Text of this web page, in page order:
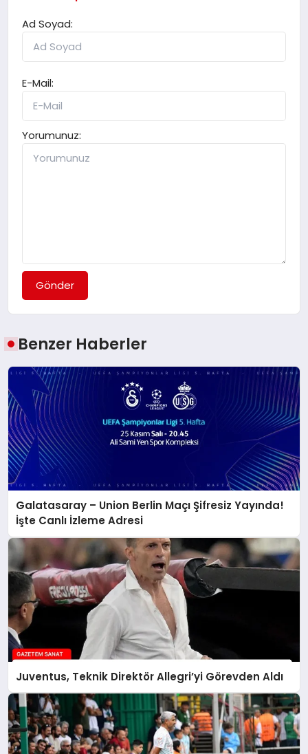
Ad Soyad:
E-Mail:
Yorumunuz:
Gönder
Benzer Haberler
Galatasaray – Union Berlin Maçı Şifresiz Yayında!
İşte Canlı İzleme Adresi
Juventus, Teknik Direktör Allegri’yi Görevden Aldı